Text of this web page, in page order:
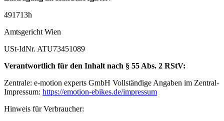
491713h
Amtsgericht Wien
USt-IdNr. ATU73451089
Verantwortlich für den Inhalt nach § 55 Abs. 2 RStV:
Zentrale: e-motion experts GmbH Vollständige Angaben im Zentral-
Impressum: https://emotion-ebikes.de/impressum
Hinweis für Verbraucher: